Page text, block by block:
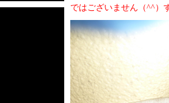
ではございません（^^）